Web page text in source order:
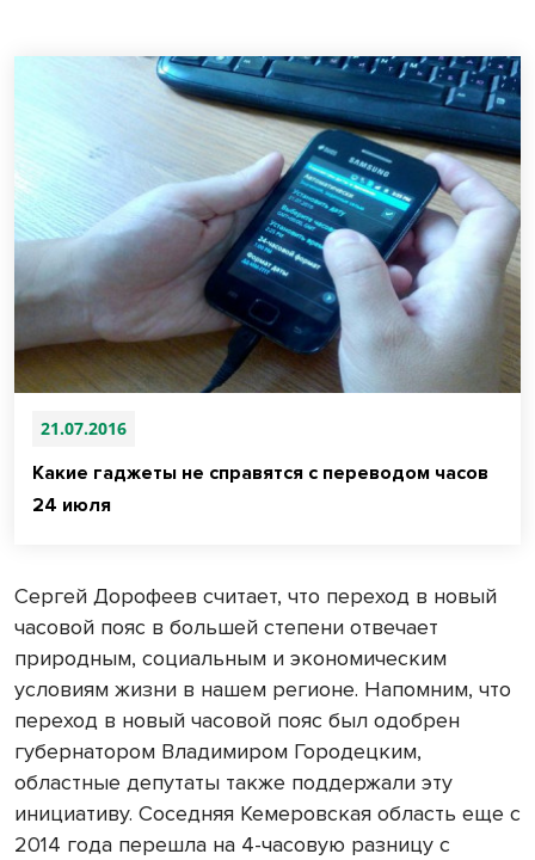
21.07.2016
Какие гаджеты не справятся с переводом часов
24 июля
Сергей Дорофеев считает, что переход в новый
часовой пояс в большей степени отвечает
природным, социальным и экономическим
условиям жизни в нашем регионе. Напомним, что
переход в новый часовой пояс был одобрен
губернатором Владимиром Городецким,
областные депутаты также поддержали эту
инициативу. Соседняя Кемеровская область еще с
2014 года перешла на 4-часовую разницу с